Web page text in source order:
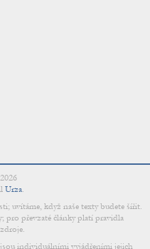
2026
Urza.
uvítáme, když naše texty budete šířit.
pro převzaté články platí pravidla
individuálními vyjádřeními jejich